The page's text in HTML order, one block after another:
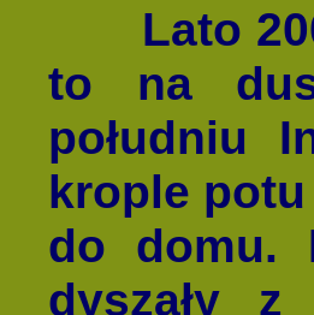
Lato
to na
południu
krople
do domu.
dyszały